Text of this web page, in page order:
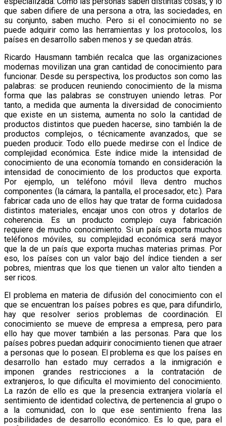
que saben difiere de una persona a otra, las sociedades, en
su conjunto, saben mucho. Pero si el conocimiento no se
puede adquirir como las herramientas y los protocolos, los
países en desarrollo saben menos y se quedan atrás.
Ricardo Hausmann también recalca que las organizaciones
modernas movilizan una gran cantidad de conocimiento para
funcionar. Desde su perspectiva, los productos son como las
palabras: se producen reuniendo conocimiento de la misma
forma que las palabras se construyen uniendo letras. Por
tanto, a medida que aumenta la diversidad de conocimiento
que existe en un sistema, aumenta no solo la cantidad de
productos distintos que pueden hacerse, sino también la de
productos complejos, o técnicamente avanzados, que se
pueden producir. Todo ello puede medirse con el Índice de
complejidad económica. Este índice mide la intensidad de
conocimiento de una economía tomando en consideración la
intensidad de conocimiento de los productos que exporta.
Por ejemplo, un teléfono móvil lleva dentro muchos
componentes (la cámara, la pantalla, el procesador, etc.). Para
fabricar cada uno de ellos hay que tratar de forma cuidadosa
distintos materiales, encajar unos con otros y dotarlos de
coherencia. Es un producto complejo cuya fabricación
requiere de mucho conocimiento. Si un país exporta muchos
teléfonos móviles, su complejidad económica será mayor
que la de un país que exporta muchas materias primas. Por
eso, los países con un valor bajo del índice tienden a ser
pobres, mientras que los que tienen un valor alto tienden a
ser ricos.
El problema en materia de difusión del conocimiento con el
que se encuentran los países pobres es que, para difundirlo,
hay que resolver serios problemas de coordinación. El
conocimiento se mueve de empresa a empresa, pero para
ello hay que mover también a las personas. Para que los
países pobres puedan adquirir conocimiento tienen que atraer
a personas que lo posean. El problema es que los países en
desarrollo han estado muy cerrados a la inmigración e
imponen grandes restricciones a la contratación de
extranjeros, lo que dificulta el movimiento del conocimiento.
La razón de ello es que la presencia extranjera violaría el
sentimiento de identidad colectiva, de pertenencia al grupo o
a la comunidad, con lo que ese sentimiento frena las
posibilidades de desarrollo económico. Es lo que, para el